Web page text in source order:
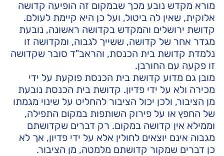
מורא מקדש נובע מכך שבמקום זה הופיעה קדושה
אלוקית, שאין לה ביטול, ועל כן היא קיימת לעולם.
קדושת ירושלים והמקדש בקדושה ראשונה, נובעת
מגדר אחר של קדושה, ששייך לגבוה, ומקדושה זו
נלמדת קדושת בית הכנסת, והראב"ד סובר שקדושה
זו פקעה עם החורבן.
מובן גם מדוע קדושת בית הכנסת פוקעת על ידי
מכירה ולא על ידי פדיון. קדושת בית הכנסת נובעת
מן הציבור, ולכן יכול הציבור להחליט על שינוי מגמתו
של החפץ או על פירוק השותפות במקום התפילה,
וממילא אין קדושה במקום. רק דברים שקדושתם
מגבוה אינם יוצאים לחולין אלא על ידי פדיון, אך לא
כן דברים שמקור קדושתם מלמטה, מן הציבור.